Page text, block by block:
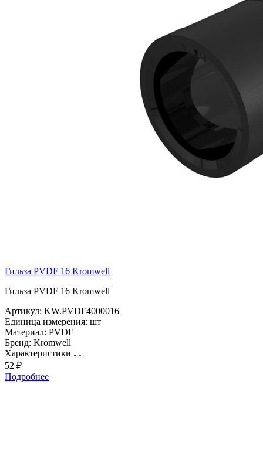
Гильза PVDF 16 Kromwell
Гильза PVDF 16 Kromwell
Артикул: KW.PVDF4000016
Единица измерения: шт
Материал: PVDF
Бренд: Kromwell
Характеристики
52 ₽
Подробнее